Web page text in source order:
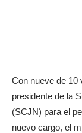
Con nueve de 10
presidente de la
(SCJN) para el
nuevo cargo, el